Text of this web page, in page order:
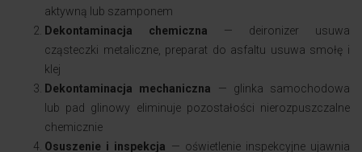
aktywną lub szamponem
Dekontaminacja chemiczna — deironizer usuwa
cząsteczki metaliczne, preparat do asfaltu usuwa smołę i
klej
Dekontaminacja mechaniczna — glinka samochodowa
lub pad glinowy eliminuje pozostałości nierozpuszczalne
chemicznie
Osuszenie i inspekcja — oświetlenie inspekcyjne ujawnia